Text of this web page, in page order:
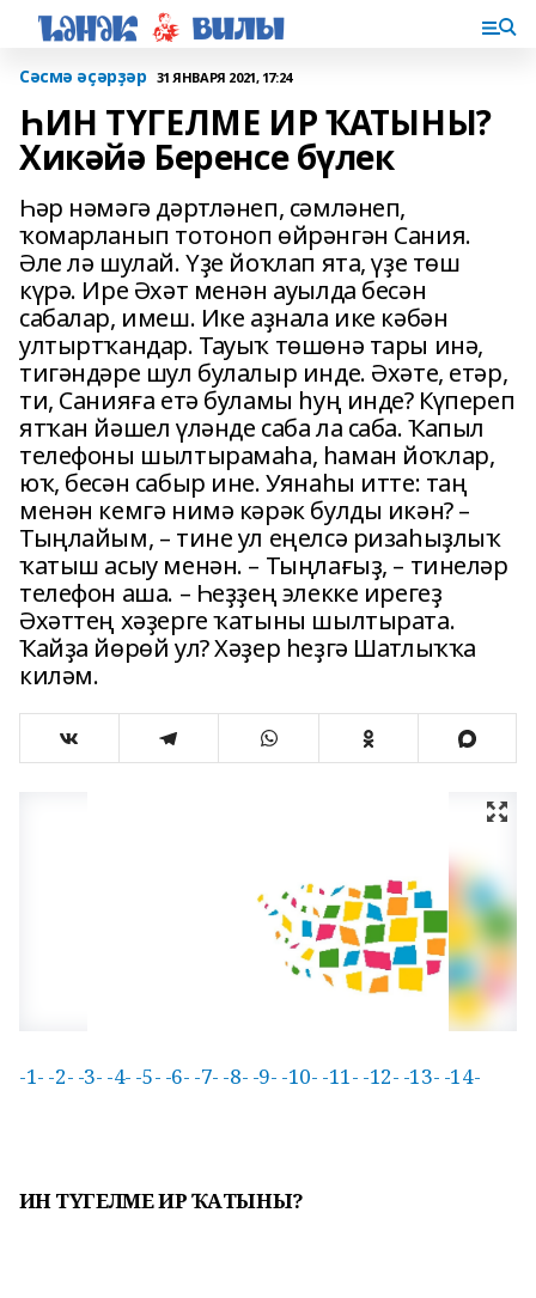
Сәсмә әҫәрҙәр 31 ЯНВАРЯ 2021, 17:24
ҺИН ТҮГЕЛМЕ ИР ҠАТЫНЫ?
Хикәйә Беренсе бүлек
Һәр нәмәгә дәртләнеп, сәмләнеп,
ҡомарланып тотоноп өйрәнгән Сания.
Әле лә шулай. Үҙе йоҡлап ята, үҙе төш
күрә. Ире Әхәт менән ауылда бесән
сабалар, имеш. Ике аҙнала ике кәбән
ултыртҡандар. Тауыҡ төшөнә тары инә,
тигәндәре шул булалыр инде. Әхәте, етәр,
ти, Санияға етә буламы һуң инде? Күпереп
ятҡан йәшел үләнде саба ла саба. Ҡапыл
телефоны шылтырамаһа, һаман йоҡлар,
юҡ, бесән сабыр ине. Уянаһы итте: таң
менән кемгә нимә кәрәк булды икән? –
Тыңлайым, – тине ул еңелсә ризаһыҙлыҡ
ҡатыш асыу менән. – Тыңлағыҙ, – тинеләр
телефон аша. – Һеҙҙең элекке ирегеҙ
Әхәттең хәҙерге ҡатыны шылтырата.
Ҡайҙа йөрөй ул? Хәҙер һеҙгә Шатлыҡҡа
киләм.
-1- -2- -3- -4- -5- -6- -7- -8- -9- -10- -11- -12- -13- -14-
ҺИН ТҮГЕЛМЕ ИР ҠАТЫНЫ?